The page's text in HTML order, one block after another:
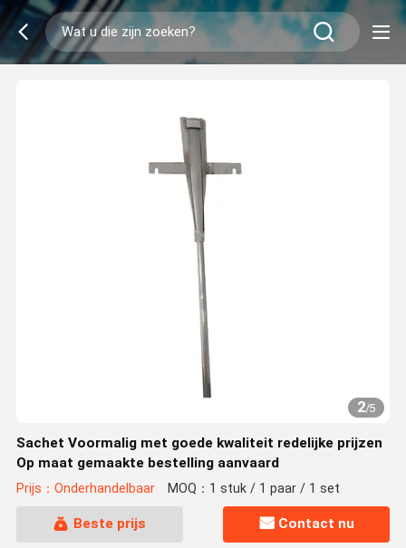
2/5
Sachet Voormalig met goede kwaliteit redelijke prijzen
Op maat gemaakte bestelling aanvaard
Prijs：Onderhandelbaar MOQ：1 stuk / 1 paar / 1 set
Beste prijs Contact nu